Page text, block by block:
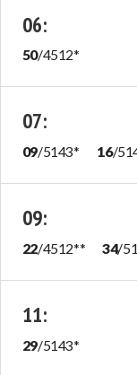
06:
50/4512*
07:
09/5143* 16/
09:
22/4512** 34/
11:
29/5143*